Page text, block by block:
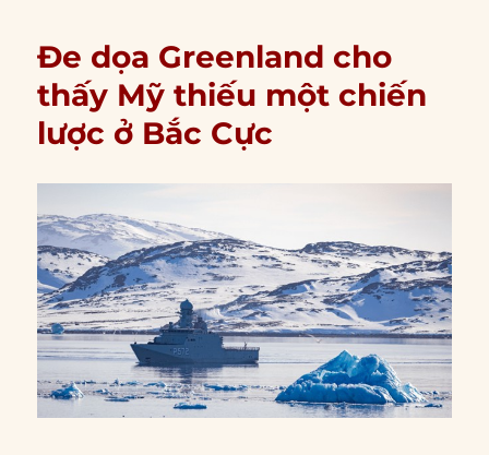
Đe dọa Greenland cho
thấy Mỹ thiếu một chiến
lược ở Bắc Cực